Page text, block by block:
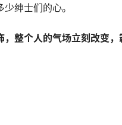
绅士们的心。
整个人的气场立刻改变